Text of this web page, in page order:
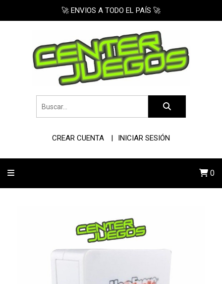
🚀 ENVIOS A TODO EL PAÍS 🚀
CREAR CUENTA INICIAR SESIÓN
0